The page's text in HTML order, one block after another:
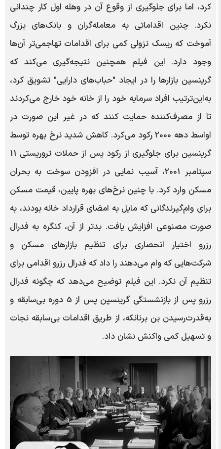
کرد، اما برای جلوگیری از وقوع آن در وهله اول کار چندانی
نکرد. چنین اقداماتی به معامله‌گران و بانک‌های بزرگ
آموخت که ریسک نزولی کمی برای اقدامات تهاجمی‌تر آن‌ها
وجود دارد. این فیلم همچنین نتیجه‌گیری می‌کند که
گرینسپن بازارها را در ایجاد "حباب‌های دارایی" تشویق کرد،
به‌این‌ترتیب افراد سرمایه خود را از خانه خود خارج می‌کردند
تا از مصرف‌کننده حمایت کنند که در غیر این صورت در
اواسط دهه 2000 رکود می‌کرد. کاهش شدید نرخ بهره توسط
گرینسپن برای جلوگیری از رکود پس از حملات تروریستی 11
سپتامبر 2001، آسیب نمایی در افزودن سوخت به بحران
مسکن وارد کرد. با چنین نرخ‌های بهره پایین، قیمت مسکن
برای وام‌گیرندگانی که مایل به امضای قرارداد خانه بودند، به
صورت مصنوعی افزایش یافت. بدتر از آن، کنگره به فدرال
رزرو اختیار انحصاری برای تنظیم بازارهای مسکن و
شرکت‌هایی که وام می‌دهند را داد که فدرال رزرو اقدامی برای
تنظیم آن نکرد. این فیلم توضیح می‌دهد که چگونه فدرال
رزرو پس از بازنشستگی گرینسپن پس از 5 دوره بی‌سابقه و
به‌قدرت‌رسیدن بن برنانکه، از طریق اقدامات بی‌سابقه نجات
و تسهیل کمی واکنش نشان داد.